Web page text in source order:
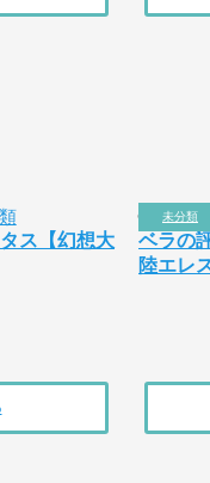
ス【幻想大
未分類
2018
ベラの
陸エレ